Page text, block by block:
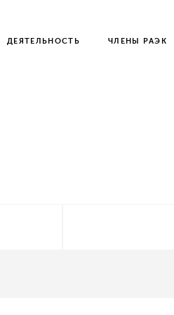
ДЕЯТЕЛЬНОСТЬ ЧЛЕНЫ РАЭК